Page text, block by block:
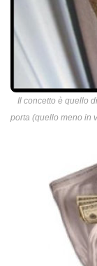
Il concetto è quello
porta (quello meno in